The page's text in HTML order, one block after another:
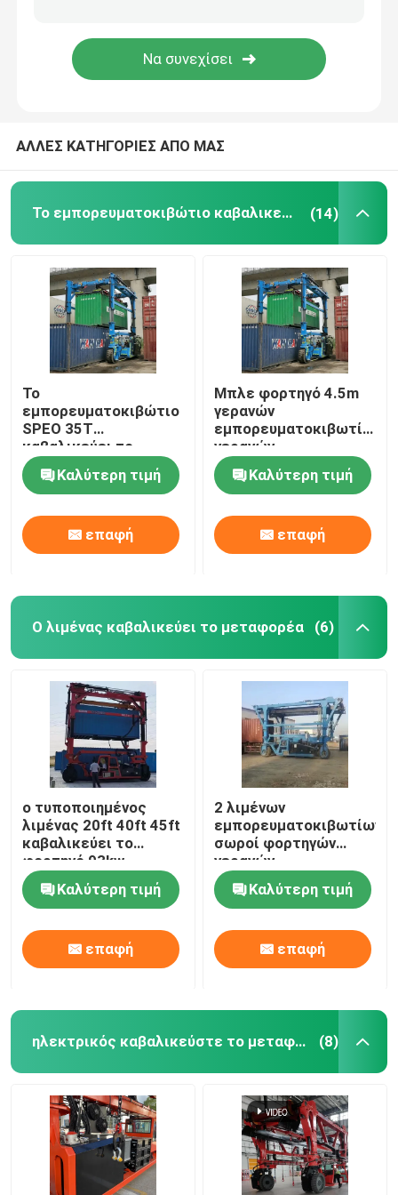
Κινητός γερανός ατσάλινων σκελετών
ΑΛΛΕΣ ΚΑΤΗΓΟΡΙΕΣ ΑΠΟ ΜΑΣ
Το εμπορευματοκιβώτιο καβαλικεύει το μεταφορέα (14)
Το
εμπορευματοκιβώτιο
SPEO 35T
καβαλικεύει το
φορτηγό μεταφορέων
με τον αυτόματο
διαστολέα
Καλύτερη τιμή
επαφή
Μπλε φορτηγό 4.5m
γερανών
εμπορευματοκιβωτίων
γερανών
εμπορευματοκιβωτίων
ύψος ανύψωσης
Καλύτερη τιμή
επαφή
Ο λιμένας καβαλικεύει το μεταφορέα (6)
ο τυποποιημένος
λιμένας 20ft 40ft 45ft
καβαλικεύει το
φορτηγό 93kw
μεταφορέων με τη
μηχανή της Cummins
Καλύτερη τιμή
επαφή
2 λιμένων
εμπορευματοκιβωτίων
σωροί φορτηγών
γερανών,
τυποποιημένος
ανυψωτικός
εξοπλισμός
εμπορευματοκιβωτίων
Καλύτερη τιμή
επαφή
ηλεκτρικός καβαλικεύστε το μεταφορέα (8)